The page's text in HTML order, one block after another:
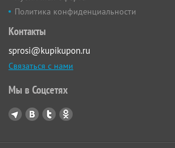
Политика конфиденциальности
Контакты
sprosi@kupikupon.ru
Связаться с нами
Мы в Соцсетях